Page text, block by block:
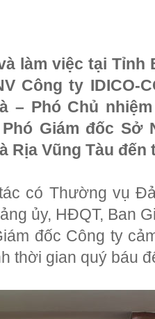
làm việc tại Tỉnh
Công ty
– Phó Chủ
Giám đốc Sở
Rịa Vũng Tàu đến
có Thường vụ
ủy, HĐQT, Ban
đốc Công ty
thời gian quý báu